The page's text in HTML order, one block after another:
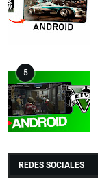
REDES SOCIALES